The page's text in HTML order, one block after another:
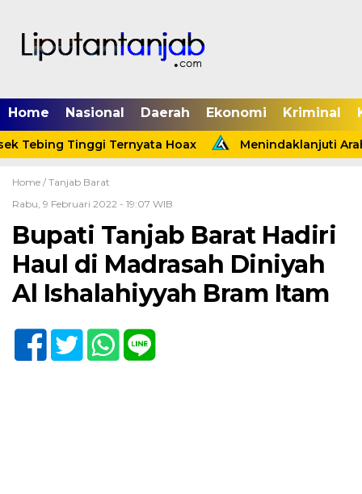
Home Nasional Daerah Ekonomi Kriminal
Tebing Tinggi Ternyata Hoax Menindaklanjuti
Home / Tanjab Barat
Rabu, 9 Februari 2022 - 19:07 WIB
Bupati Tanjab Barat Hadiri
Haul di Madrasah Diniyah
Al Ishalahiyyah Bram Itam